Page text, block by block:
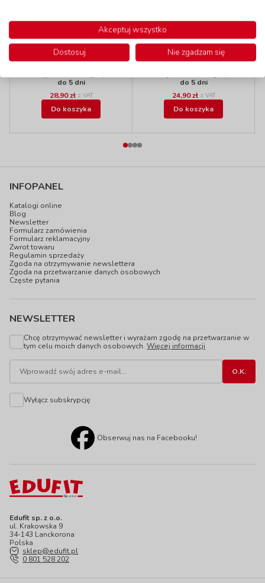
odblaskowa -
rozmiar M
kod: AA822M
do 5 dni
28,90 zł z VAT
Do koszyka
odblaskowa - od 2
do 4 lat
kod: AA821XS
do 5 dni
24,90 zł z VAT
Do koszyka
Edufit sp. z o.o.
ul. Krakowska 9
34-143 Lanckorona
Polska
sklep@edufit.pl
0 801 528 202
INFOPANEL
Katalogi online
Blog
Newsletter
Formularz zamówienia
Formularz reklamacyjny
Zwrot towaru
Regulamin sprzedaży
Zgoda na otrzymywanie newslettera
Zgoda na przetwarzanie danych osobowych
Częste pytania
NEWSLETTER
Chcę otrzymywać newsletter i wyrażam zgodę na przetwarzanie w
tym celu moich danych osobowych. Więcej informacji
Wyłącz subskrypcję
Obserwuj nas na Facebooku!
Akceptuj wszystko
Dostosuj
Nie zgadzam się